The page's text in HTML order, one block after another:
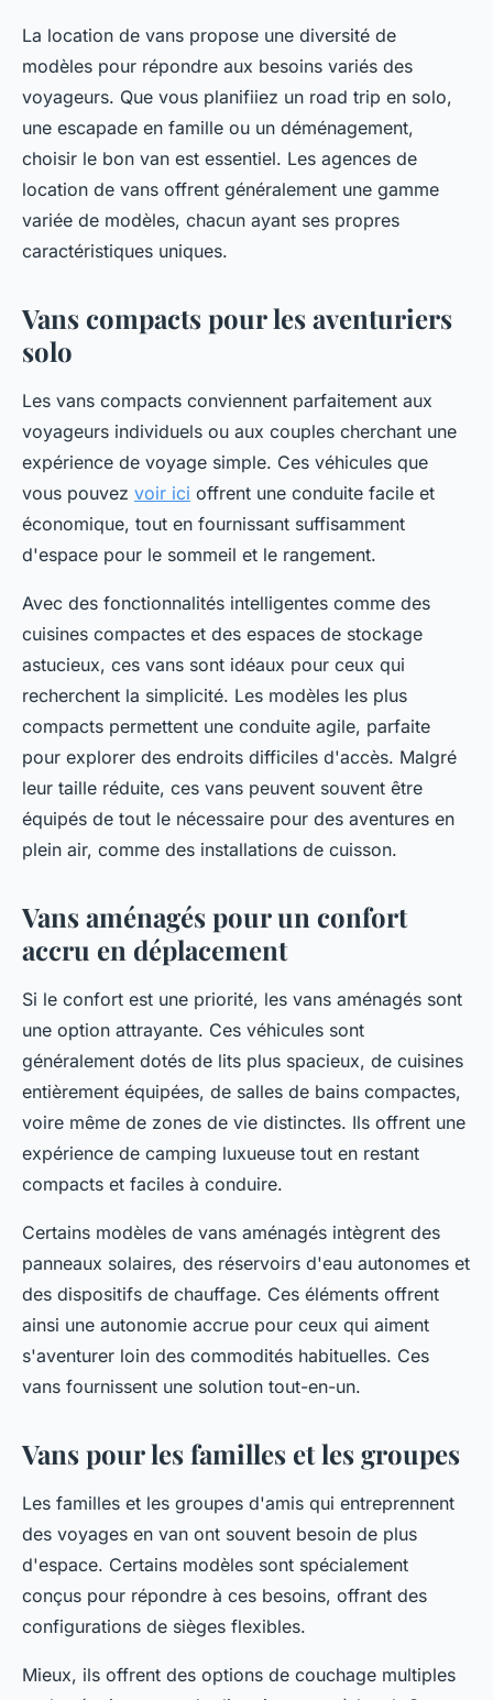
La location de vans propose une diversité de
modèles pour répondre aux besoins variés des
voyageurs. Que vous planifiiez un road trip en solo,
une escapade en famille ou un déménagement,
choisir le bon van est essentiel. Les agences de
location de vans offrent généralement une gamme
variée de modèles, chacun ayant ses propres
caractéristiques uniques.
Vans compacts pour les aventuriers
solo
Les vans compacts conviennent parfaitement aux
voyageurs individuels ou aux couples cherchant une
expérience de voyage simple. Ces véhicules que
vous pouvez voir ici offrent une conduite facile et
économique, tout en fournissant suffisamment
d'espace pour le sommeil et le rangement.
Avec des fonctionnalités intelligentes comme des
cuisines compactes et des espaces de stockage
astucieux, ces vans sont idéaux pour ceux qui
recherchent la simplicité. Les modèles les plus
compacts permettent une conduite agile, parfaite
pour explorer des endroits difficiles d'accès. Malgré
leur taille réduite, ces vans peuvent souvent être
équipés de tout le nécessaire pour des aventures en
plein air, comme des installations de cuisson.
Vans aménagés pour un confort
accru en déplacement
Si le confort est une priorité, les vans aménagés sont
une option attrayante. Ces véhicules sont
généralement dotés de lits plus spacieux, de cuisines
entièrement équipées, de salles de bains compactes,
voire même de zones de vie distinctes. Ils offrent une
expérience de camping luxueuse tout en restant
compacts et faciles à conduire.
Certains modèles de vans aménagés intègrent des
panneaux solaires, des réservoirs d'eau autonomes et
des dispositifs de chauffage. Ces éléments offrent
ainsi une autonomie accrue pour ceux qui aiment
s'aventurer loin des commodités habituelles. Ces
vans fournissent une solution tout-en-un.
Vans pour les familles et les groupes
Les familles et les groupes d'amis qui entreprennent
des voyages en van ont souvent besoin de plus
d'espace. Certains modèles sont spécialement
conçus pour répondre à ces besoins, offrant des
configurations de sièges flexibles.
Mieux, ils offrent des options de couchage multiples